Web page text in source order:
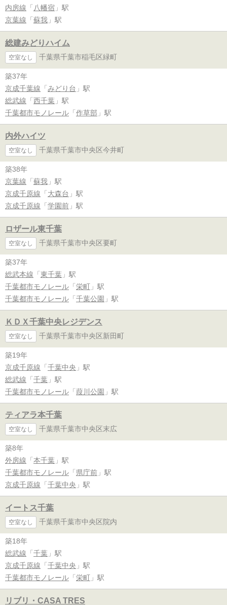
内房線 「 八幡宿 」駅
京葉線 「 蘇我 」駅
総建みどりハイム
空室なし 千葉県千葉市稲毛区緑町
築37年
京成千葉線 「 みどり台 」駅
総武線 「 西千葉 」駅
千葉都市モノレール 「 作草部 」駅
内外ハイツ
空室なし 千葉県千葉市中央区今井町
築38年
京葉線 「 蘇我 」駅
京成千原線 「 大森台 」駅
京成千原線 「 学園前 」駅
ロザール東千葉
空室なし 千葉県千葉市中央区要町
築37年
総武本線 「 東千葉 」駅
千葉都市モノレール 「 栄町 」駅
千葉都市モノレール 「 千葉公園 」駅
ＫＤＸ千葉中央レジデンス
空室なし 千葉県千葉市中央区新田町
築19年
京成千原線 「 千葉中央 」駅
総武線 「 千葉 」駅
千葉都市モノレール 「 葭川公園 」駅
ティアラ本千葉
空室なし 千葉県千葉市中央区末広
築8年
外房線 「 本千葉 」駅
千葉都市モノレール 「 県庁前 」駅
京成千原線 「 千葉中央 」駅
イートス千葉
空室なし 千葉県千葉市中央区院内
築18年
総武線 「 千葉 」駅
京成千原線 「 千葉中央 」駅
千葉都市モノレール 「 栄町 」駅
リブリ・CASA TRES